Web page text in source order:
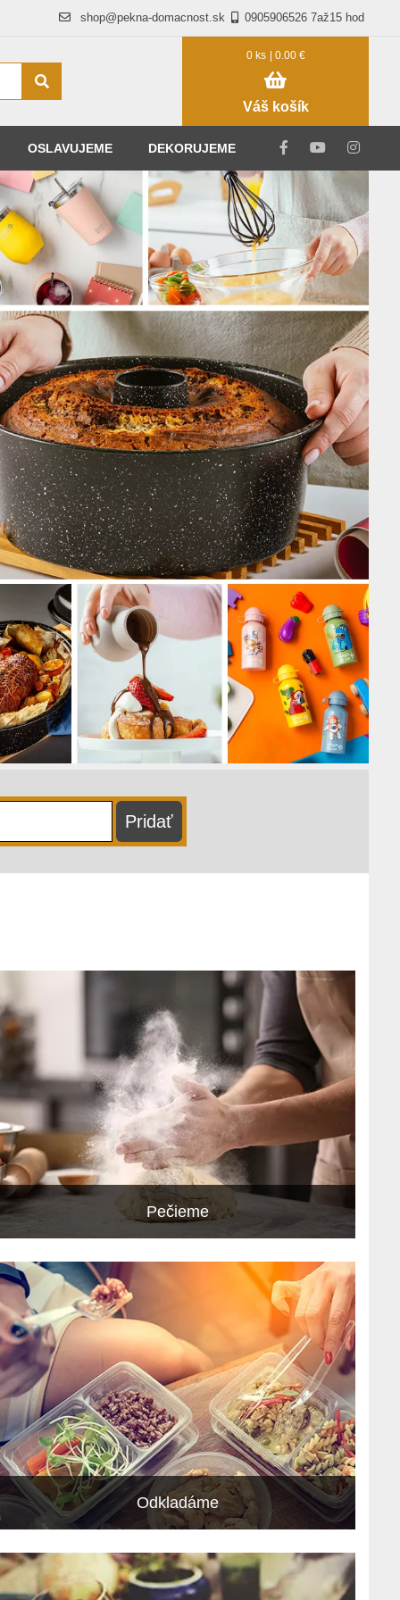
0905906526 7až15 hod
shop@pekna-domacnost.sk
0 ks | 0.00 €
Váš košík
OSLAVUJEME DEKORUJEME
Pečieme
Odkladáme